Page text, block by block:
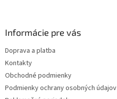
Informácie pre vás
Doprava a platba
Kontakty
Obchodné podmienky
Podmienky ochrany osobných údajov